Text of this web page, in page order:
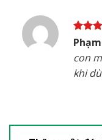
Được
xếp
45
con
khi